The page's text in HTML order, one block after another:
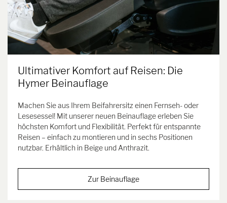
Ultimativer Komfort auf Reisen: Die
Hymer Beinauflage
Machen Sie aus Ihrem Beifahrersitz einen Fernseh- oder
Lesesessel! Mit unserer neuen Beinauflage erleben Sie
höchsten Komfort und Flexibilität. Perfekt für entspannte
Reisen – einfach zu montieren und in sechs Positionen
nutzbar. Erhältlich in Beige und Anthrazit.
Zur Beinauflage